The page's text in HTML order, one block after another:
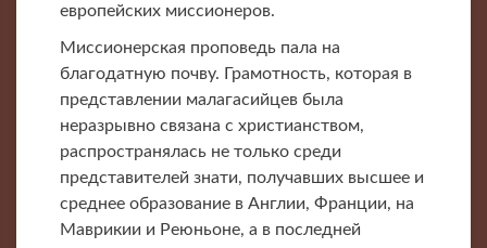
европейских миссионеров.
Миссионерская проповедь пала на
благодатную почву. Грамотность, которая в
представлении малагасийцев была
неразрывно связана с христианством,
распространялась не только среди
представителей знати, получавших высшее и
среднее образование в Англии, Франции, на
Маврикии и Реюньоне, а в последней